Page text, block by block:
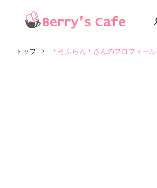
トップ ＊そふらん＊さんのプロフィール